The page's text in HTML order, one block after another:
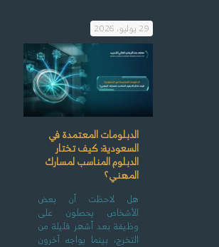
29 يوليو، 2026
الدبلومات المعتمدة في
السعودية: كيف تختار
الدبلوم المناسب لمسارك
المهني؟
هل لاحظت أن بعض
الأشخاص يحصلون على
وظيفة بعد أشهر قليلة من
التخرج، بينما يواجه آخرون